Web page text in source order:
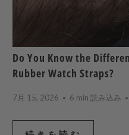
Do You Know the
Rubber Watch Straps?
7月 15, 2026 6 min 読み込み